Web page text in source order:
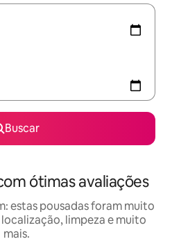
Buscar
ótimas avaliações
estas pousadas foram muito
limpeza e muito
mais.